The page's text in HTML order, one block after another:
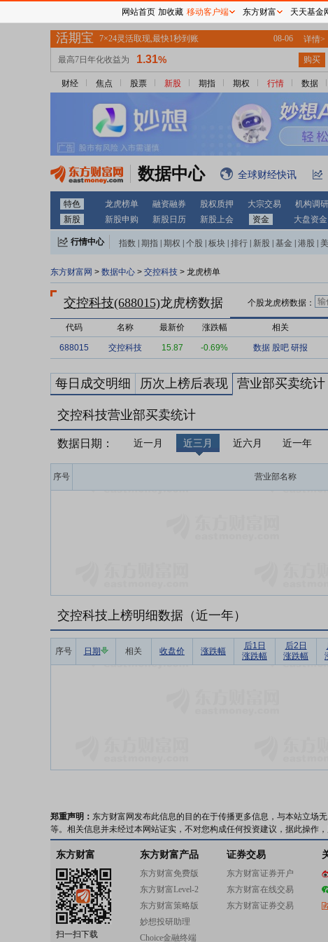
财经 焦点 股票 新股 期指 期权 行情 数据
数据中心 全球财经快讯
特色 龙虎榜单 融资融券 股权质押 大宗交易 机构调研
新股
新股申购 新股日历 新股上会 资金 大盘资金
行情中心 指数 期指 期权 个股 板块 排行 新股 基金 港股
东方财富网 > 数据中心 > 交控科技 > 龙虎榜单
交控科技(688015)龙虎榜数据 个股龙虎榜数据：
代码 名称 最新价 涨跌幅 相关
688015 交控科技 15.87 -0.69% 数据 股吧 研报
每日成交明细 历次上榜后表现 营业部买卖统计
交控科技营业部买卖统计
数据日期： 近一月 近三月 近六月 近一年
序号 营业部名称
交控科技上榜明细数据（近一年）
序号 日期 相关 收盘价 涨跌幅
后1日
涨跌幅
后2日
涨跌幅
郑重声明： 东方财富网发布此信息的目的在于传播更多信息，与本站立场
等。相关信息并未经过本网站证实，不对您构成任何投资建议，据此操作，
网站首页 加收藏 移动客户端 东方财富 天天基金